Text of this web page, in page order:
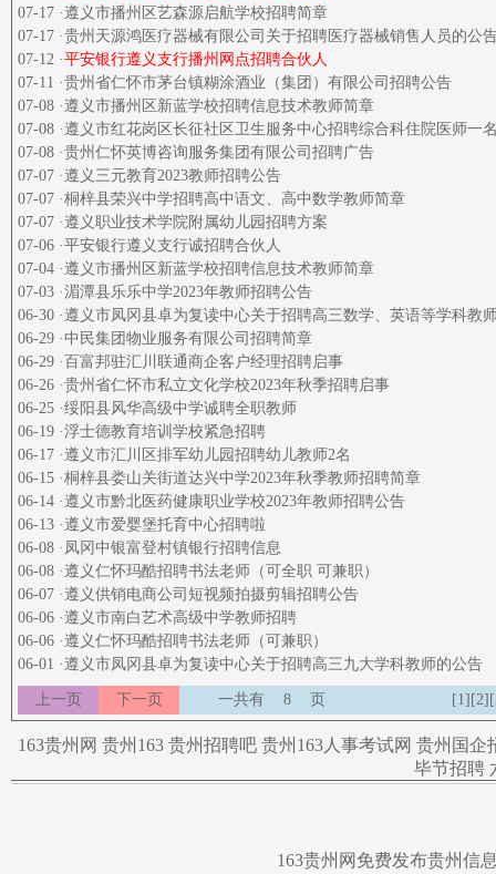
07-17 ·遵义市播州区艺森源启航学校招聘简章
07-17 ·贵州天源鸿医疗器械有限公司关于招聘医疗器械销售人员的公
07-12 ·平安银行遵义支行播州网点招聘合伙人
07-11 ·贵州省仁怀市茅台镇糊涂酒业（集团）有限公司招聘公告
07-08 ·遵义市播州区新蓝学校招聘信息技术教师简章
07-08 ·遵义市红花岗区长征社区卫生服务中心招聘综合科住院医师一
07-08 ·贵州仁怀英博咨询服务集团有限公司招聘广告
07-07 ·遵义三元教育2023教师招聘公告
07-07 ·桐梓县荣兴中学招聘高中语文、高中数学教师简章
07-07 ·遵义职业技术学院附属幼儿园招聘方案
07-06 ·平安银行遵义支行诚招聘合伙人
07-04 ·遵义市播州区新蓝学校招聘信息技术教师简章
07-03 ·湄潭县乐乐中学2023年教师招聘公告
06-30 ·遵义市凤冈县卓为复读中心关于招聘高三数学、英语等学科教
06-29 ·中民集团物业服务有限公司招聘简章
06-29 ·百富邦驻汇川联通商企客户经理招聘启事
06-26 ·贵州省仁怀市私立文化学校2023年秋季招聘启事
06-25 ·绥阳县风华高级中学诚聘全职教师
06-19 ·浮士德教育培训学校紧急招聘
06-17 ·遵义市汇川区排军幼儿园招聘幼儿教师2名
06-15 ·桐梓县娄山关街道达兴中学2023年秋季教师招聘简章
06-14 ·遵义市黔北医药健康职业学校2023年教师招聘公告
06-13 ·遵义市爱婴堡托育中心招聘啦
06-08 ·凤冈中银富登村镇银行招聘信息
06-08 ·遵义仁怀玛酷招聘书法老师（可全职 可兼职）
06-07 ·遵义供销电商公司短视频拍摄剪辑招聘公告
06-06 ·遵义市南白艺术高级中学教师招聘
06-06 ·遵义仁怀玛酷招聘书法老师（可兼职）
06-01 ·遵义市凤冈县卓为复读中心关于招聘高三九大学科教师的公告
上一页 下一页 一共有 8 页 [1] [2]
163贵州网 贵州163 贵州招聘吧 贵州163人事考试网 贵州国企
毕节招聘
163贵州网免费发布贵州信